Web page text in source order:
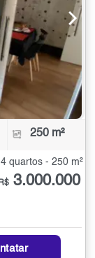
250 m²
quartos - 250 m²
3.000.000